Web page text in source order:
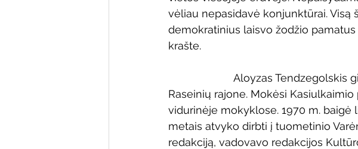
vėliau nepasidavė konjunktūrai. Visą
demokratinius laisvo žodžio
krašte.
Aloyzas Tendzegolskis gimė
Raseinių rajone. Mokėsi
vidurinėje mokyklose. 1970 m. baigė
metais atvyko dirbti į tuometinio
redakciją, vadovavo redakcijos